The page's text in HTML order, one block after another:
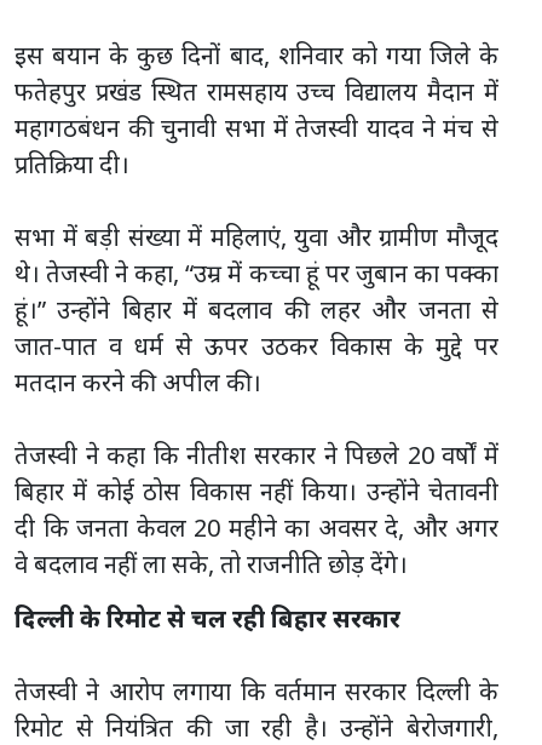
इस बयान के कुछ दिनों बाद, शनिवार को गया जिले के
फतेहपुर प्रखंड स्थित रामसहाय उच्च विद्यालय मैदान में
महागठबंधन की चुनावी सभा में तेजस्वी यादव ने मंच से
प्रतिक्रिया दी।
सभा में बड़ी संख्या में महिलाएं, युवा और ग्रामीण मौजूद
थे। तेजस्वी ने कहा, “उम्र में कच्चा हूं पर जुबान का पक्का
हूं।” उन्होंने बिहार में बदलाव की लहर और जनता से
जात-पात व धर्म से ऊपर उठकर विकास के मुद्दे पर
मतदान करने की अपील की।
तेजस्वी ने कहा कि नीतीश सरकार ने पिछले 20 वर्षों में
बिहार में कोई ठोस विकास नहीं किया। उन्होंने चेतावनी
दी कि जनता केवल 20 महीने का अवसर दे, और अगर
वे बदलाव नहीं ला सके, तो राजनीति छोड़ देंगे।
दिल्ली के रिमोट से चल रही बिहार सरकार
तेजस्वी ने आरोप लगाया कि वर्तमान सरकार दिल्ली के
रिमोट से नियंत्रित की जा रही है। उन्होंने बेरोजगारी,